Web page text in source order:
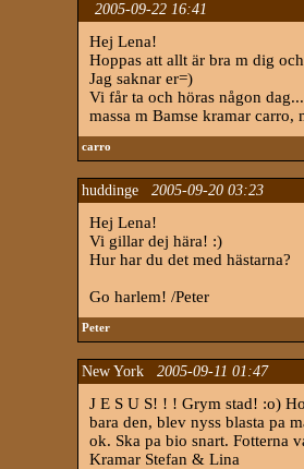
2005-09-22 16:41
Hej Lena!
Hoppas att allt är bra m dig
Jag saknar er=)
Vi får ta och höras någon dag...
massa m Bamse kramar
carro
huddinge 2005-09-20 03:23
Hej Lena!
Vi gillar dej hära! :)
Hur har du det med hästarna?
Go harlem! /Peter
Peter
New York 2005-09-11 01:47
J E S U S! ! ! Grym stad! :o)
bara den, blev nyss blasta pa
ok. Ska pa bio snart. Fotterna
Kramar Stefan & Lina